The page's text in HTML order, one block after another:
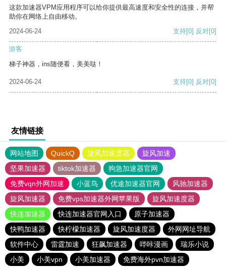
这款加速器VPM应用程序可以给你提供最高速度和安全性的连接，并帮
助你在网络上自由移动。
2024-06-24
支持[0] 反对[0]
游客
梯子神器，ins随便看，美美哒！
2024-06-24 支持[0] 反对[0]
友情链接
网站地图 QuickQ 旋风加速度器
旋风加速
坚果加速器
tiktok加速器
狗急加速器官网
免费vqn外网加速
小蓝鸟 优途加速器官网
风驰加速器
旋风加速器
免费vps加速器外网苹果版
旋风加速度器
快连加速器
快连加速器官网入口
原子加速器
快鸭加速器
快柠檬加速器 旋风加速度器
外网网址导航
软件中心
雷霆加速 狂飙加速器 哔咔漫画
瑞乐小说
小美
小美vpn 小美加速器
免费海外pvn加速器